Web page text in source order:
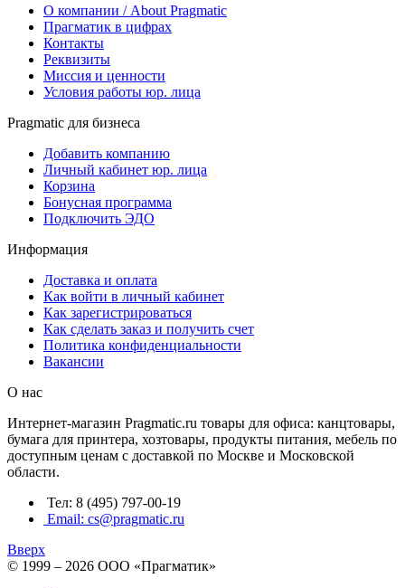
О компании / About Pragmatic
Прагматик в цифрах
Контакты
Реквизиты
Миссия и ценности
Условия работы юр. лица
Pragmatic для бизнеса
Добавить компанию
Личный кабинет юр. лица
Корзина
Бонусная программа
Подключить ЭДО
Информация
Доставка и оплата
Как войти в личный кабинет
Как зарегистрироваться
Как сделать заказ и получить счет
Политика конфиденциальности
Вакансии
О нас
Интернет-магазин Pragmatic.ru товары для офиса: канцтовары,
бумага для принтера, хозтовары, продукты питания, мебель по
доступным ценам с доставкой по Москве и Московской
области.
Тел: 8 (495) 797-00-19
Email: cs@pragmatic.ru
Вверх
© 1999 – 2026 ООО «Прагматик»